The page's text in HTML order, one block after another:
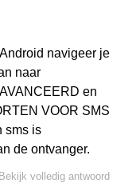
navigeer je
naar
en
VOOR SMS
sms is
de ontvanger.
Bekijk volledig antwoord